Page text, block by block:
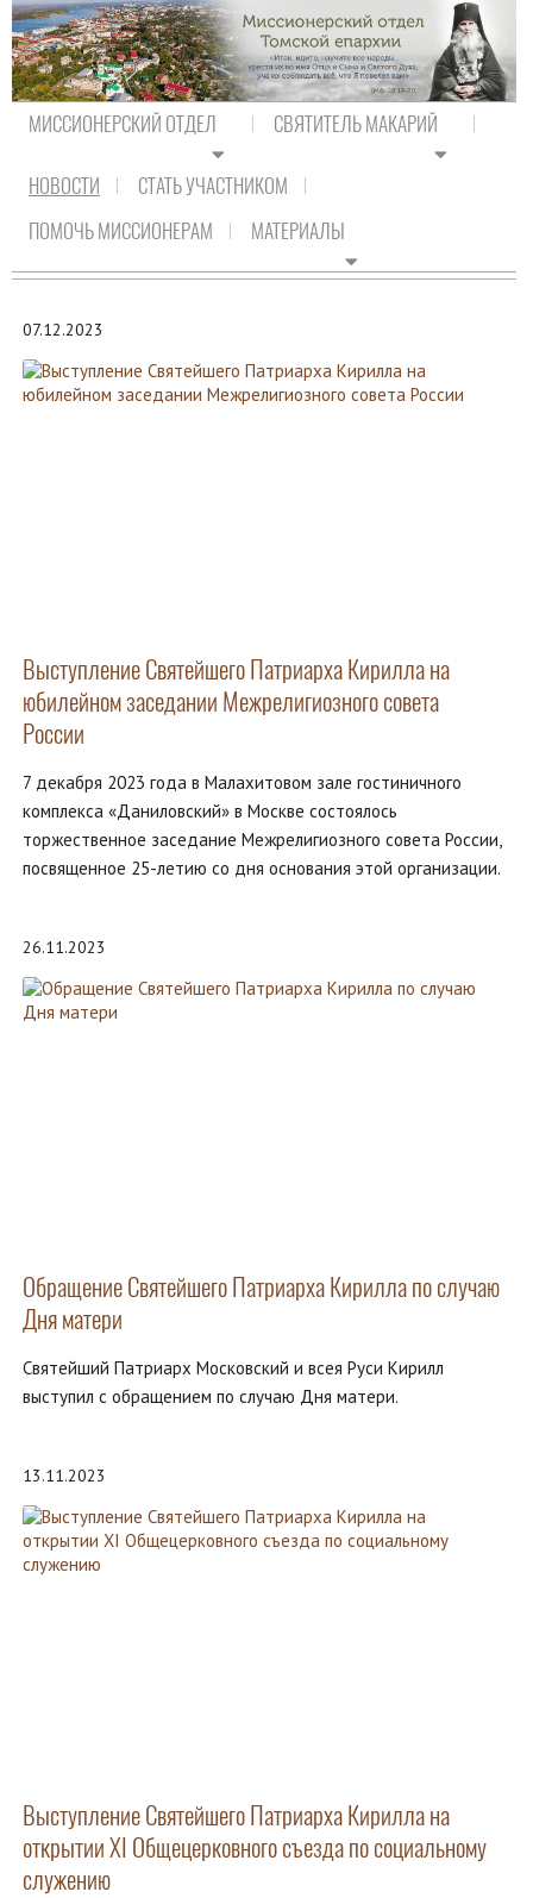
МИССИОНЕРСКИЙ ОТДЕЛ СВЯТИТЕЛЬ МАКАРИЙ
НОВОСТИ
СТАТЬ УЧАСТНИКОМ
ПОМОЧЬ МИССИОНЕРАМ
МАТЕРИАЛЫ
НОВОСТИ ПРАВОСЛАВИЯ
07.12.2023
Выступление Святейшего Патриарха Кирилла на
юбилейном заседании Межрелигиозного совета
России
7 декабря 2023 года в Малахитовом зале гостиничного
комплекса «Даниловский» в Москве состоялось
торжественное заседание Межрелигиозного совета России,
посвященное 25-летию со дня основания этой организации.
26.11.2023
Обращение Святейшего Патриарха Кирилла по случаю
Дня матери
Святейший Патриарх Московский и всея Руси Кирилл
выступил с обращением по случаю Дня матери.
13.11.2023
Выступление Святейшего Патриарха Кирилла на
открытии XI Общецерковного съезда по социальному
служению